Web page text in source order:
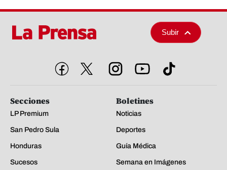
Subir
Secciones
LP Premium
San Pedro Sula
Honduras
Sucesos
Boletines
Noticias
Deportes
Guía Médica
Semana en Imágenes